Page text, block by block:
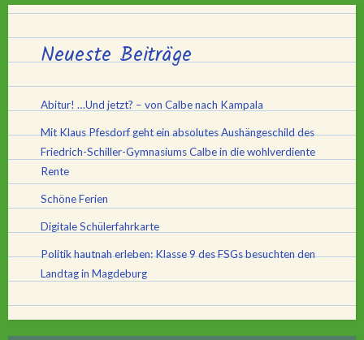
Neueste Beiträge
Abitur! …Und jetzt? – von Calbe nach Kampala
Mit Klaus Pfesdorf geht ein absolutes Aushängeschild des
Friedrich-Schiller-Gymnasiums Calbe in die wohlverdiente
Rente
Schöne Ferien
Digitale Schülerfahrkarte
Politik hautnah erleben: Klasse 9 des FSGs besuchten den
Landtag in Magdeburg